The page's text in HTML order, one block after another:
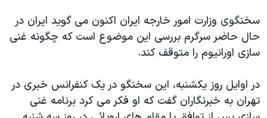
حقوق شهروندی
اقتصادی
علم و فناوری
اسرائیل در جنگ
گالری عکس
انتخابات ریاست جمهوری آمریکا ۲۰۲۴
حمله جمهوری اسلامی به اسرائیل
ورزش زنان در ایران
اعتراضات زن، زندگی، آزادی
زبانهای مختلف
سخنگوی وزارت امور خارجه ايران اکنون می گويد ايران در
حال حاضر سرگرم بررسی اين موضوع است که چگونه غنی
سازی اورانيوم را متوقف کند.
در اوايل روز يکشنبه، اين سخنگو در يک کنفرانس خبری در
تهران به خبرنگاران گفت که او فکر می کرد برنامه غنی